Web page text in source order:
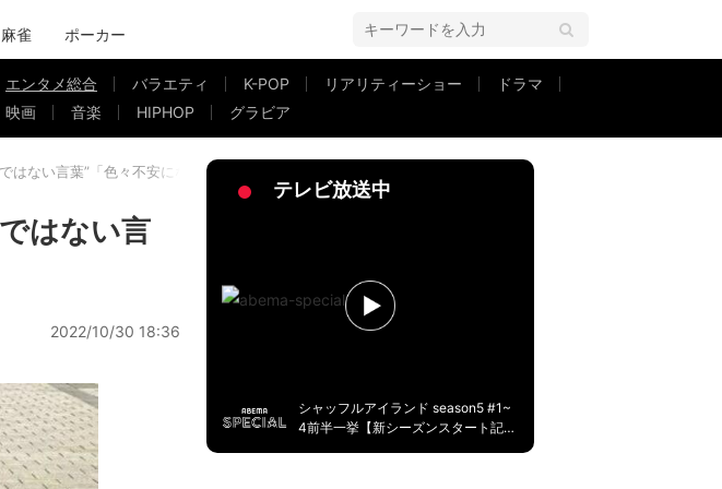
麻雀 ポーカー
エンタメ総合 バラエティ K-POP リアリティーショー
ドラマ
映画
音楽 HIPHOP グラビア
はない言葉”「色々不安になるんだろうけれど」
はない言
2022/10/30 18:36
テレビ放送中
シャッフルアイランド season5 #1~
4前半一挙【新シーズンスタート記